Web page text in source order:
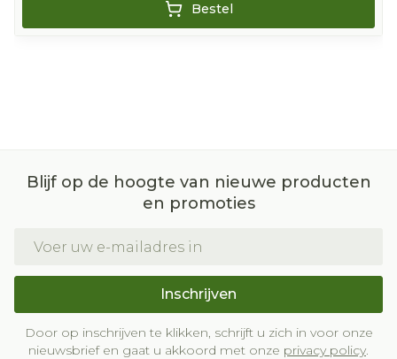
Bestel
Blijf op de hoogte van nieuwe producten
en promoties
Inschrijven
Door op inschrijven te klikken, schrijft u zich in voor onze
nieuwsbrief en gaat u akkoord met onze privacy policy.